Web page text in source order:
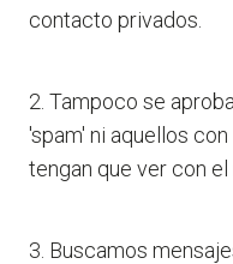
contacto privados.
2. Tampoco se
'spam' ni aquellos
tengan que ver con
3. Buscamos